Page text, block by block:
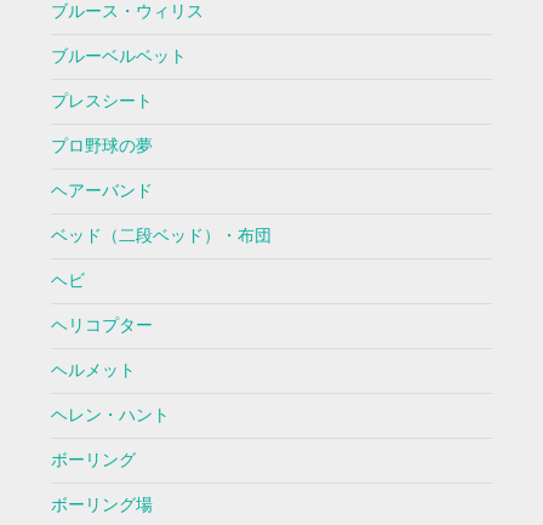
ブルース・ウィリス
ブルーベルベット
プレスシート
プロ野球の夢
ヘアーバンド
ベッド（二段ベッド）・布団
ヘビ
ヘリコプター
ヘルメット
ヘレン・ハント
ボーリング
ボーリング場